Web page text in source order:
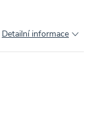
Detailní informace